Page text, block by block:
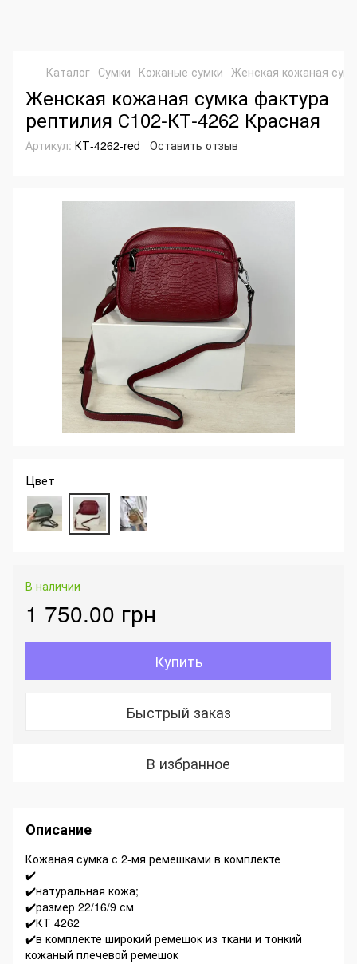
Каталог Сумки Кожаные сумки Женская кожаная
Женская кожаная сумка фактура
рептилия С102-КТ-4262 Красная
Артикул: КТ-4262-red Оставить отзыв
Цвет
В наличии
1 750.00 грн
Купить
Быстрый заказ
В избранное
Описание
Кожаная сумка с 2-мя ремешками в комплекте
✔️
✔️натуральная кожа;
✔️размер 22/16/9 см
✔️КТ 4262
✔️в комплекте широкий ремешок из ткани и тонкий
кожаный плечевой ремешок